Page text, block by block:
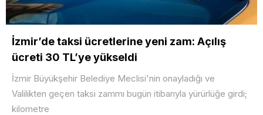
İzmir’de taksi ücretlerine yeni zam: Açılış
ücreti 30 TL’ye yükseldi
İzmir Büyükşehir Belediye Meclisi'nin onayladığı ve
Valilikten geçen taksi zammı bugün itibarıyla yürürlüğe girdi;
kilometre